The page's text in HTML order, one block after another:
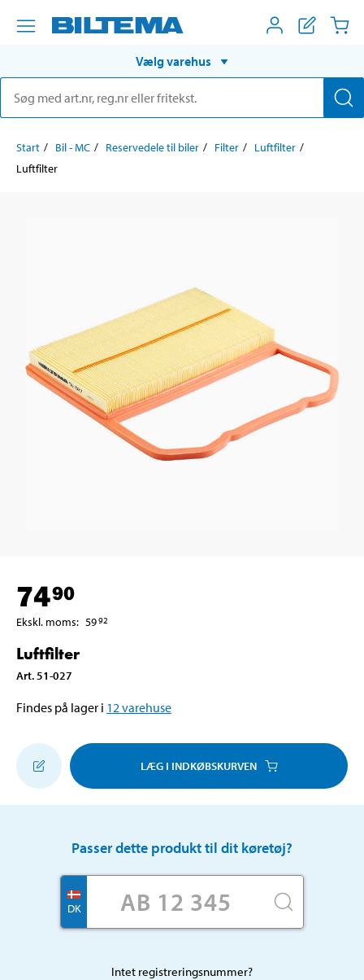
Vælg varehus
Start Bil - MC Reservedele til biler Filter
Luftfilter
Luftfilter
7490
Ekskl. moms: 5992
Luftfilter
Art. 51-027
Findes på lager i 12 varehuse
LÆG I INDKØBSKURVEN
Passer dette produkt til dit køretøj?
DK
Intet registreringsnummer?